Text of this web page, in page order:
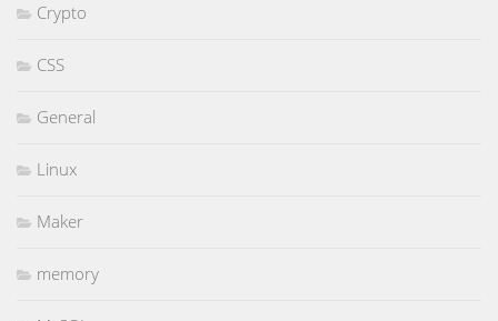
Crypto
CSS
General
Linux
Maker
memory